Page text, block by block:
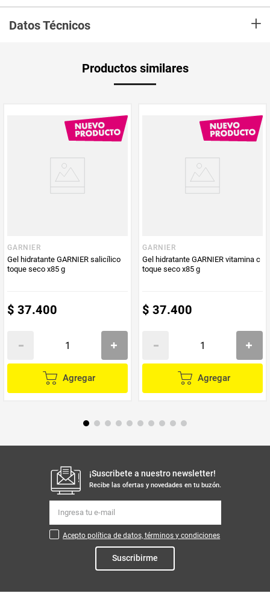
Rejuveness que actúa de dentro hacia afuera para una piel más firme y
Datos Técnicos +
150
Producto (kg)
Productos similares
GARNIER
Gel hidratante GARNIER salicílico
toque seco x85 g
$ 37.400
Agregar
GARNIER
Gel hidratante GARNIER vitamina c
toque seco x85 g
$ 37.400
Agregar
¡Suscribete a nuestro newsletter!
Recibe las ofertas y novedades en tu buzón.
Acepto política de datos, términos y condiciones
Suscribirme